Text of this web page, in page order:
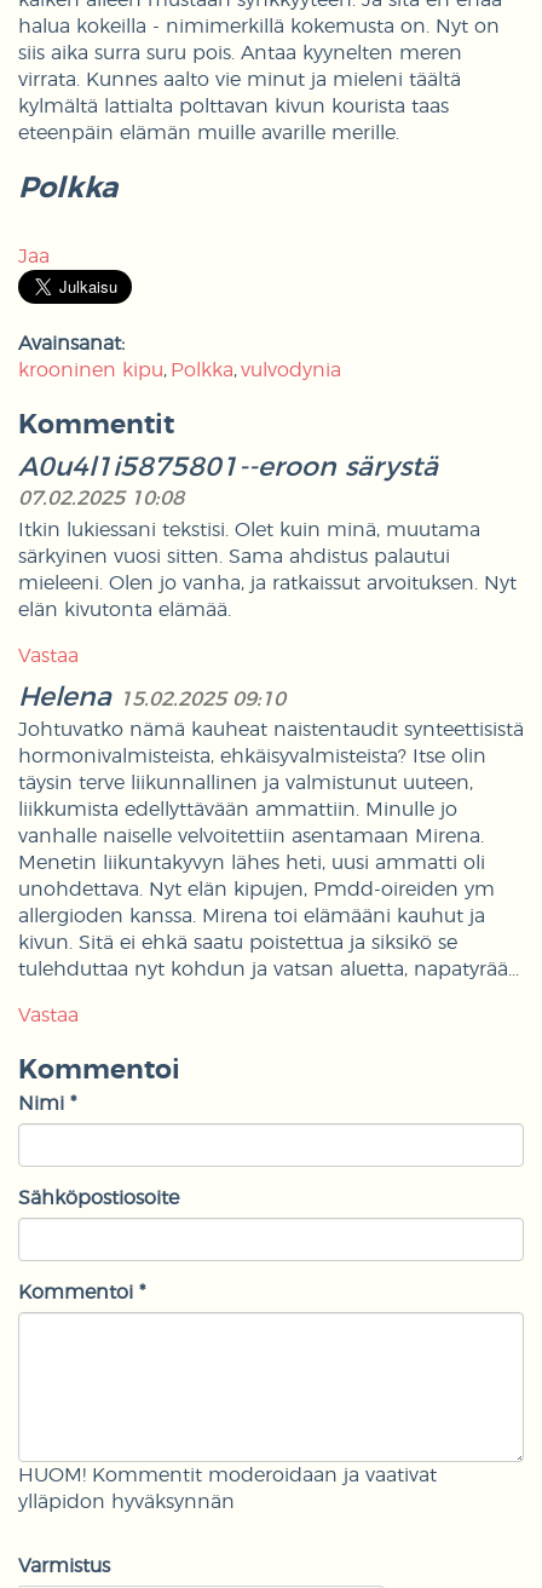
halua kokeilla - nimimerkillä kokemusta on. Nyt on
siis aika surra suru pois. Antaa kyynelten meren
virrata. Kunnes aalto vie minut ja mieleni täältä
kylmältä lattialta polttavan kivun kourista taas
eteenpäin elämän muille avarille merille.
Polkka
Jaa
Avainsanat:
krooninen kipu
Polkka vulvodynia
Kommentit
A0u4l1i5875801--eroon särystä
07.02.2025 10:08
Itkin lukiessani tekstisi. Olet kuin minä, muutama
särkyinen vuosi sitten. Sama ahdistus palautui
mieleeni. Olen jo vanha, ja ratkaissut arvoituksen. Nyt
elän kivutonta elämää.
Vastaa
Helena
15.02.2025 09:10
Johtuvatko nämä kauheat naistentaudit synteettisistä
hormonivalmisteista, ehkäisyvalmisteista? Itse olin
täysin terve liikunnallinen ja valmistunut uuteen,
liikkumista edellyttävään ammattiin. Minulle jo
vanhalle naiselle velvoitettiin asentamaan Mirena.
Menetin liikuntakyvyn lähes heti, uusi ammatti oli
unohdettava. Nyt elän kipujen, Pmdd-oireiden ym
allergioden kanssa. Mirena toi elämääni kauhut ja
kivun. Sitä ei ehkä saatu poistettua ja siksikö se
tulehduttaa nyt kohdun ja vatsan aluetta, napatyrää...
Vastaa
Kommentoi
Nimi *
Sähköpostiosoite
Kommentoi *
HUOM! Kommentit moderoidaan ja vaativat
ylläpidon hyväksynnän
Varmistus